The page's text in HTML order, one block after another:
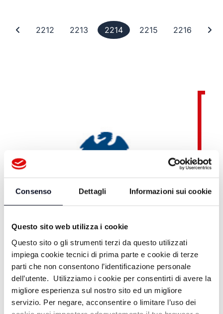
Consenso Dettagli Informazioni sui cookie
Questo sito web utilizza i cookie
Questo sito o gli strumenti terzi da questo utilizzati
impiega cookie tecnici di prima parte e cookie di terze
parti che non consentono l’identificazione personale
dell’utente. Utilizziamo i cookie per consentirti di avere la
migliore esperienza sul nostro sito ed un migliore
servizio. Per negare, acconsentire o limitare l’uso dei
Prima pagina
2212Pagina 2212
2213Pagina 2213
2214 Pagina 2214
2215Pagina 2215
2216Pagina
Teleromagna OnDemand